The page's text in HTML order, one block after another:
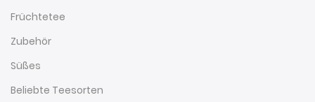
Früchtetee
Zubehör
Süßes
Beliebte Teesorten